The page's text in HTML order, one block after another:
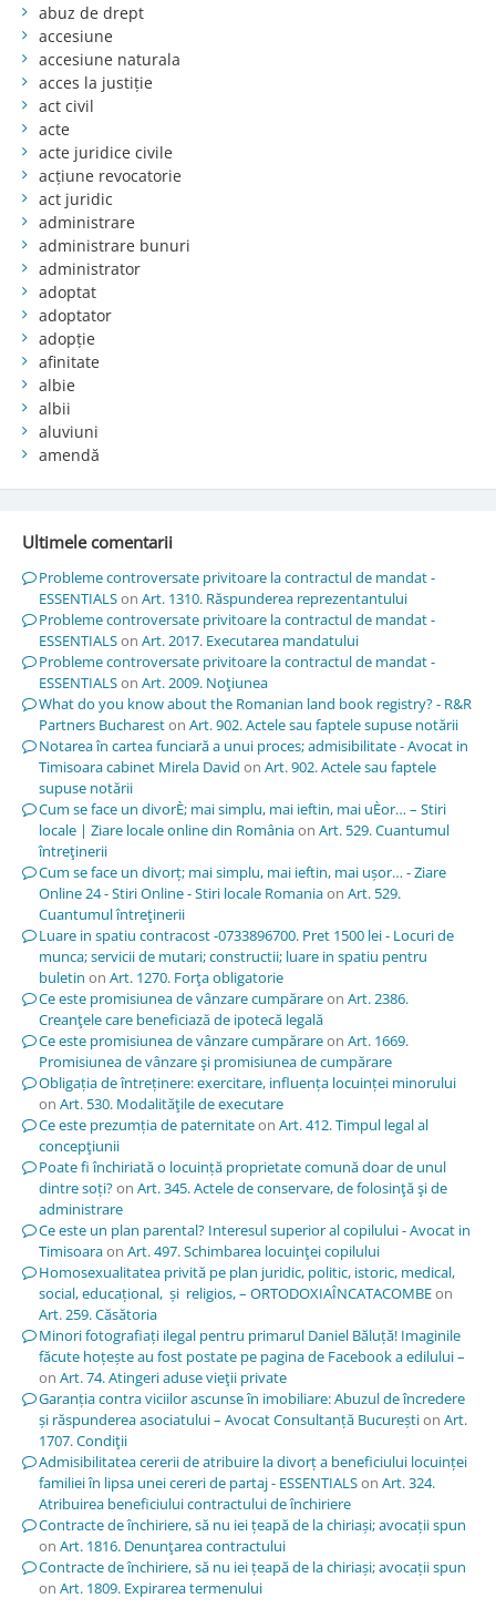
abuz de drept
accesiune
accesiune naturala
acces la justiție
act civil
acte
acte juridice civile
acțiune revocatorie
act juridic
administrare
administrare bunuri
administrator
adoptat
adoptator
adopție
afinitate
albie
albii
aluviuni
amendă
Ultimele comentarii
Probleme controversate privitoare la contractul de mandat -
ESSENTIALSon Art. 1310. Răspunderea reprezentantului
Probleme controversate privitoare la contractul de mandat -
ESSENTIALSon Art. 2017. Executarea mandatului
Probleme controversate privitoare la contractul de mandat -
ESSENTIALSon Art. 2009. Noţiunea
What do you know about the Romanian land book registry? - R&R
Partners Buchareston Art. 902. Actele sau faptele supuse notării
Notarea în cartea funciară a unui proces; admisibilitate - Avocat in
Timisoara cabinet Mirela David on Art. 902. Actele sau faptele
supuse notării
Cum se face un divorÈ; mai simplu, mai ieftin, mai uÈor… – Stiri
locale | Ziare locale online din Româniaon Art. 529. Cuantumul
întreţinerii
Cum se face un divorț; mai simplu, mai ieftin, mai ușor… - Ziare
Online 24 - Stiri Online - Stiri locale Romaniaon Art. 529.
Cuantumul întreţinerii
Luare in spatiu contracost -0733896700. Pret 1500 lei - Locuri de
munca; servicii de mutari; constructii; luare in spatiu pentru
buletin on Art. 1270. Forţa obligatorie
Ce este promisiunea de vânzare cumpărareon Art. 2386.
Creanţele care beneficiază de ipotecă legală
Ce este promisiunea de vânzare cumpărareon Art. 1669.
Promisiunea de vânzare şi promisiunea de cumpărare
Obligația de întreținere: exercitare, influența locuinței minorului
on Art. 530. Modalităţile de executare
Ce este prezumția de paternitateon Art. 412. Timpul legal al
concepţiunii
Poate fi închiriată o locuință proprietate comună doar de unul
dintre soți?on Art. 345. Actele de conservare, de folosinţă şi de
administrare
Ce este un plan parental? Interesul superior al copilului - Avocat in
Timisoaraon Art. 497. Schimbarea locuinţei copilului
Homosexualitatea privită pe plan juridic, politic, istoric, medical,
social, educațional, și religios, – ORTODOXIAÎNCATACOMBEon
Art. 259. Căsătoria
Minori fotografiați ilegal pentru primarul Daniel Băluță! Imaginile
făcute hoțește au fost postate pe pagina de Facebook a edilului –
on Art. 74. Atingeri aduse vieţii private
Garanția contra viciilor ascunse în imobiliare: Abuzul de încredere
și răspunderea asociatului – Avocat Consultanță Bucureștion Art.
1707. Condiţii
Admisibilitatea cererii de atribuire la divorț a beneficiului locuinței
familiei în lipsa unei cereri de partaj - ESSENTIALSon Art. 324.
Atribuirea beneficiului contractului de închiriere
Contracte de închiriere, să nu iei țeapă de la chiriași; avocații spun
on Art. 1816. Denunţarea contractului
Contracte de închiriere, să nu iei țeapă de la chiriași; avocații spun
on Art. 1809. Expirarea termenului